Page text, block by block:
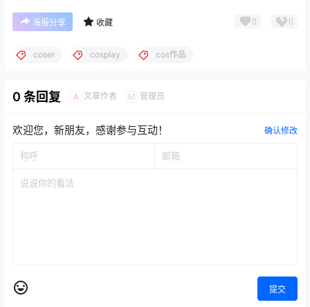
海报分享 收藏 0 0
coser cosplay cos作品
0 条回复 A 文章作者 M 管理员
欢迎您，新朋友，感谢参与互动！ 确认修改
提交